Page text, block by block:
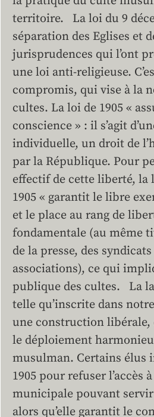
territoire. La loi du 9
séparation des Eglises et
jurisprudences qui l’ont
une loi anti-religieuse.
compromis, qui vise à la
cultes. La loi de 1905 «
conscience » : il s’agit
individuelle, un droit de
par la République. Pour
effectif de cette liberté, la
1905 « garantit le libre
et le place au rang de
fondamentale (au même
de la presse, des syndicats
associations), ce qui
publique des cultes. La
telle qu’inscrite dans
une construction
le déploiement
musulman. Certains élus
1905 pour refuser l’accès
municipale pouvant
alors qu’elle garantit le